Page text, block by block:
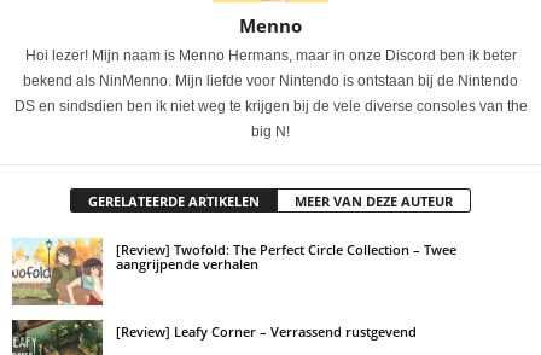
Menno
Hoi lezer! Mijn naam is Menno Hermans, maar in onze Discord ben ik beter
bekend als NinMenno. Mijn liefde voor Nintendo is ontstaan bij de Nintendo
DS en sindsdien ben ik niet weg te krijgen bij de vele diverse consoles van the
big N!
GERELATEERDE ARTIKELEN MEER VAN DEZE AUTEUR
[Review] Twofold: The Perfect Circle Collection – Twee
aangrijpende verhalen
[Review] Leafy Corner – Verrassend rustgevend